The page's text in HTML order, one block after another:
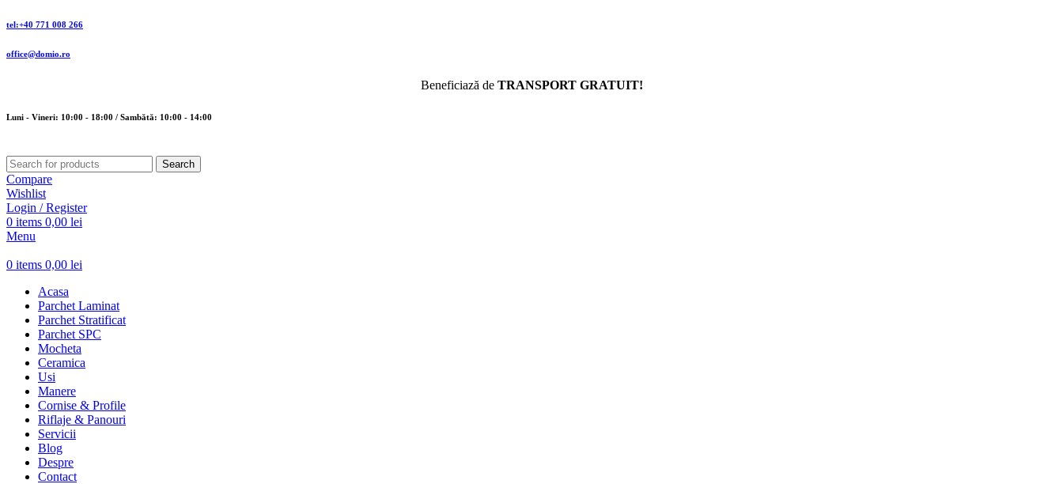
tel:+40 771 008 266
office@domio.ro
Beneficiază de TRANSPORT GRATUIT!
Luni - Vineri: 10:00 - 18:00 / Sambătă: 10:00 - 14:00
Search
Compare
Wishlist
Login / Register
0 items 0,00 lei
Menu
0 items 0,00 lei
Acasa
Parchet Laminat
Parchet Stratificat
Parchet SPC
Mocheta
Ceramica
Usi
Manere
Cornise & Profile
Riflaje & Panouri
Servicii
Blog
Despre
Contact